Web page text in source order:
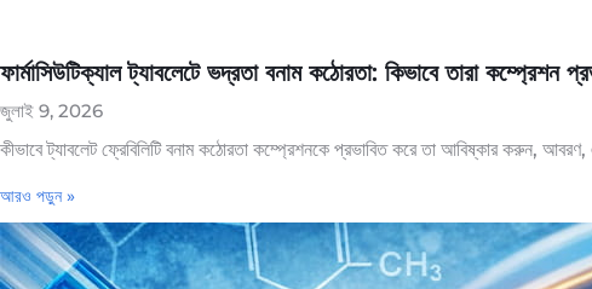
ফার্মাসিউটিক্যাল ট্যাবলেটে ভদ্রতা বনাম কঠোরতা: কিভাবে তারা কম্প্রেশন
জুলাই 9, 2026
কীভাবে ট্যাবলেট ফ্রেবিলিটি বনাম কঠোরতা কম্প্রেশনকে প্রভাবিত করে তা আবিষ্কার করুন,
আরও পড়ুন »